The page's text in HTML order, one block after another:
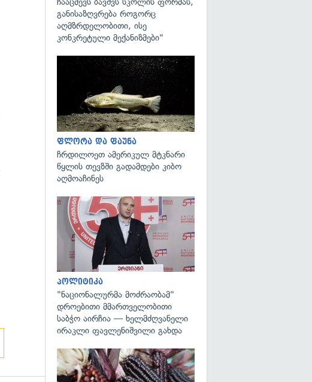
განისაზღვრება როგორც
აღმზრდელობითი, ისე
კონკრეტული მექანიზმები"
ფლორა და ფაუნა
ჩრდილოეთ ამერიკულ მტკნარი
წყლის თევზში გადამდები კიბო
აღმოაჩინეს
პოლიტიკა
"ნაციონალურმა მოძრაობამ"
დროებითი მმართველობითი
საბჭო აირჩია — ხელმძღვანელი
ირაკლი ფავლენიშვილი გახდა